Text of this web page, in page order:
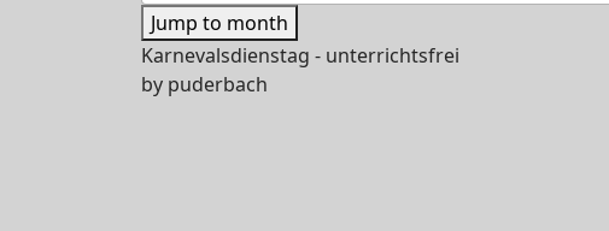
Jump to month
Karnevalsdienstag - unterrichtsfrei
by puderbach